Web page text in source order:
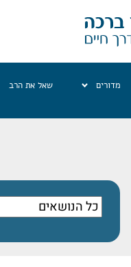
מדורים שאל את הרב